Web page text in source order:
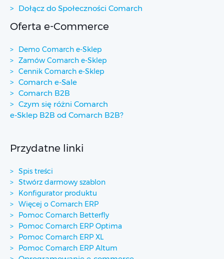
Dołącz do Społeczności Comarch
Oferta e-Commerce
Demo Comarch e-Sklep
Zamów Comarch e-Sklep
Cennik Comarch e-Sklep
Comarch e-Sale
Comarch B2B
Czym się różni Comarch
e-Sklep B2B od Comarch B2B?
Przydatne linki
Spis treści
Stwórz darmowy szablon
Konfigurator produktu
Więcej o Comarch ERP
Pomoc Comarch Betterfly
Pomoc Comarch ERP Optima
Pomoc Comarch ERP XL
Pomoc Comarch ERP Altum